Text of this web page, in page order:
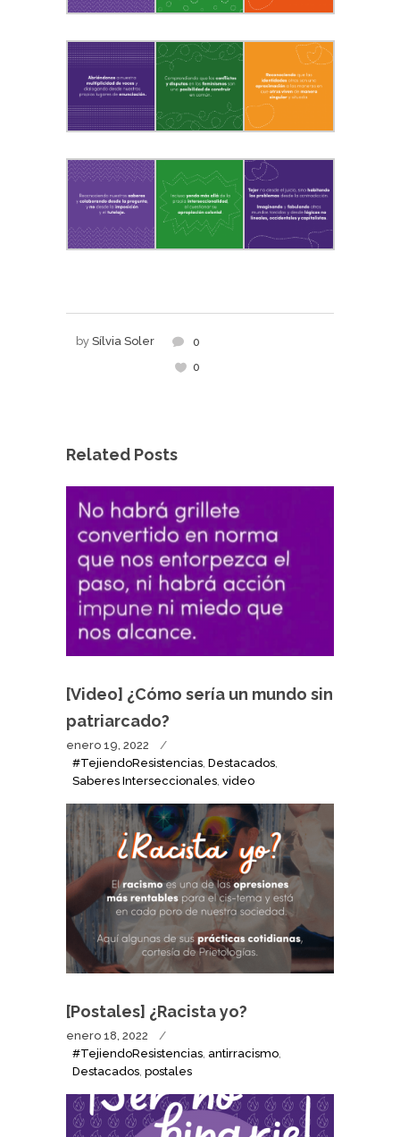
by Sílvia Soler
0
0
Related Posts
[Video] ¿Cómo sería un mundo sin
patriarcado?
enero 19, 2022
#TejiendoResistencias, Destacados,
Saberes Interseccionales, video
[Postales] ¿Racista yo?
enero 18, 2022
#TejiendoResistencias, antirracismo,
Destacados, postales